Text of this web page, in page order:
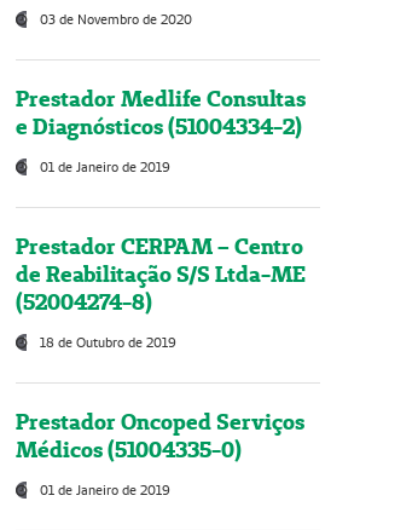
03 de Novembro de 2020
Prestador Medlife Consultas
e Diagnósticos (51004334-2)
01 de Janeiro de 2019
Prestador CERPAM – Centro
de Reabilitação S/S Ltda-ME
(52004274-8)
18 de Outubro de 2019
Prestador Oncoped Serviços
Médicos (51004335-0)
01 de Janeiro de 2019